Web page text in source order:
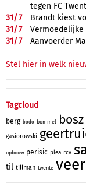
tegen FC
31/7
Brandt kiest
31/7
Vermoedelijke
31/7 Aanvoerder
Stel hier in welk
Tagcloud
berg bodo bommel bosz
gasiorowski
opbouw perisic plea rcv
til tillman twente